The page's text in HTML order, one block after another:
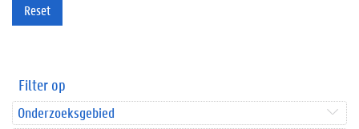
Reset
Filter op
Onderzoeksgebied